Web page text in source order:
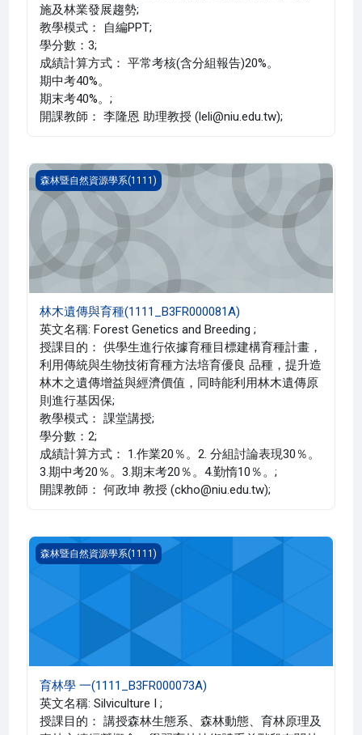
施及林業發展趨勢;
教學模式： 自編PPT;
學分數：3;
成績計算方式： 平常考核(含分組報告)20%。
期中考40%。
期末考40%。;
開課教師： 李隆恩 助理教授 (leli@niu.edu.tw);
林木遺傳與育種(1111_B3FR000081A)
森林暨自然資源學系(1111)
林木遺傳與育種(1111_B3FR000081A)
英文名稱: Forest Genetics and Breeding ;
授課目的： 供學生進行依據育種目標建構育種計畫，
利用傳統與生物技術育種方法培育優良 品種，提升造
林木之遺傳增益與經濟價值，同時能利用林木遺傳原
則進行基因保;
教學模式： 課堂講授;
學分數：2;
成績計算方式： 1.作業20％。2. 分組討論表現30％。
3.期中考20％。3.期末考20％。4.勤惰10％。;
開課教師： 何政坤 教授 (ckho@niu.edu.tw);
育林學 一(1111_B3FR000073A)
森林暨自然資源學系(1111)
育林學 一(1111_B3FR000073A)
英文名稱: Silviculture I ;
授課目的： 講授森林生態系、森林動態、育林原理及